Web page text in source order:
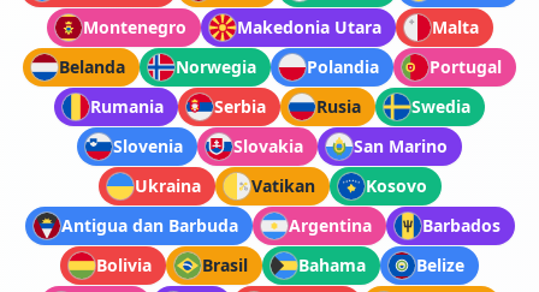
Montenegro
Makedonia Utara
Malta
Belanda
Norwegia Polandia
Portugal
Rumania
Serbia Rusia
Swedia
Slovenia
Slovakia
San Marino
Ukraina
Vatikan
Kosovo
Antigua dan Barbuda
Argentina
Barbados
Bolivia
Brasil Bahama
Belize